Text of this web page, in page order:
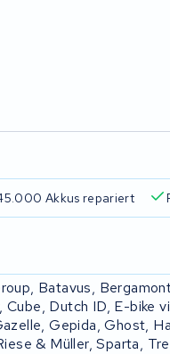
Akkus repariert
Batavus,
Cube, Dutch ID, E-bike
Gepida, Ghost,
& Müller, Sparta,